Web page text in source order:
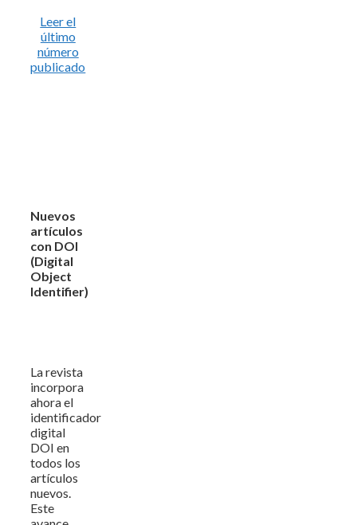
Leer el
último
número
publicado
Nuevos
artículos
con DOI
(Digital
Object
Identifier)
La revista
incorpora
ahora el
identificador
digital
DOI en
todos los
artículos
nuevos.
Este